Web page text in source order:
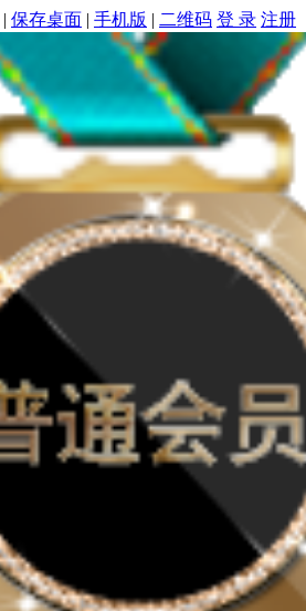
| 保存桌面 | 手机版 | 二维码 登 录 注册